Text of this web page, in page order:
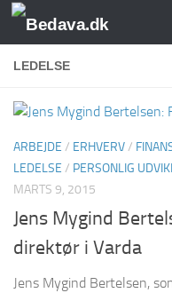
Skip to content
LEDELSE
ARBEJDE / ERHVERV/
LEDELSE / PERSONLIG
MARTS 9, 2015
Jens Mygind
direktør i Varda
Jens Mygind Bertelsen,